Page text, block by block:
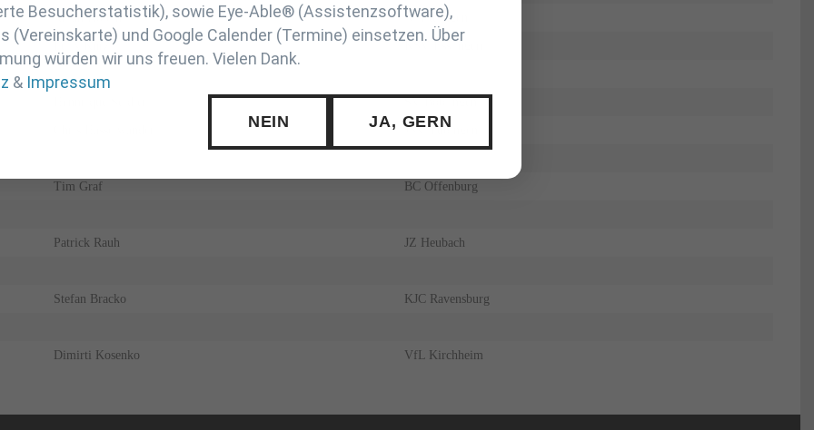
Julian Kolein JC Ettlingen
SV Böblingen
JSV Tübingen
Tim Graf BC Offenburg
Patrick Rauh JZ Heubach
Stefan Bracko KJC Ravensburg
Dimirti Kosenko VfL Kirchheim
Besucherstatistik), sowie Eye-Able® (Assistenzsoftware),
(Vereinskarte) und Google Calender (Termine) einsetzen. Über
würden wir uns freuen. Vielen Dank.
& Impressum
NEIN JA, GERN